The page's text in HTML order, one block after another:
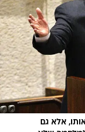
אלא גם